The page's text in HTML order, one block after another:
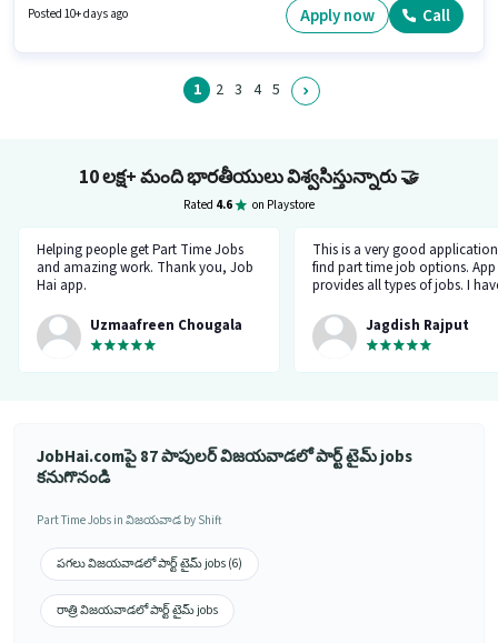
Medical Benefits ఉన్నాయి. ఈ ఉద్యోగం గన్నవరం, విజయవాడ లో ఉంది. ఈ
ఉద్యోగానికి అభ్యర్థి వద్ద Two-Wheeler Driving ఉండాలి.
Posted 10+ days ago Apply now Call
1 2 3 4 5
10 లక్ష+ మంది భారతీయులు విశ్వసిస్తున్నారు🤝
Rated 4.6 on Playstore
Helping people get Part Time Jobs
and amazing work. Thank you, Job
Hai app.
Uzmaafreen Chougala
This is a very good
find part time job options. App
provides all types of jobs. I
application, so use it and
career best ☺️
Jagdish Rajput
JobHai.comపై 87 పాపులర్ విజయవాడలో పార్ట్ టైమ్ jobs
కనుగొనండి
Part Time Jobs in విజయవాడ by Shift
పగలు విజయవాడలో పార్ట్ టైమ్ jobs (6)
రాత్రి విజయవాడలో పార్ట్ టైమ్ jobs